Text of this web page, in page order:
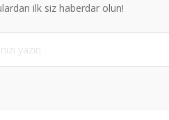
sitelerden daha pahalı.
farklı alternatifler olmalı.
ilk siz haberdar olun!